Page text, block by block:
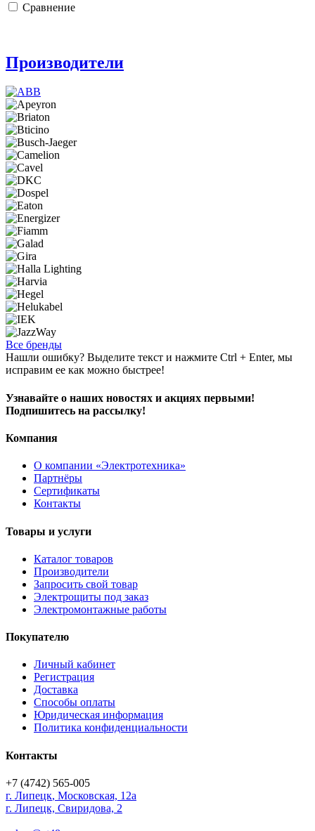
Сравнение
Производители
Все бренды
Нашли ошибку? Выделите текст и нажмите Ctrl + Enter, мы
исправим ее как можно быстрее!
Узнавайте о наших новостях и акциях первыми!
Подпишитесь на рассылку!
Компания
О компании «Электротехника»
Партнёры
Сертификаты
Контакты
Товары и услуги
Каталог товаров
Производители
Запросить свой товар
Электрощиты под заказ
Электромонтажные работы
Покупателю
Личный кабинет
Регистрация
Доставка
Способы оплаты
Юридическая информация
Политика конфиденциальности
Контакты
+7 (4742) 565-005
г. Липецк, Московская, 12а
г. Липецк, Свиридова, 2